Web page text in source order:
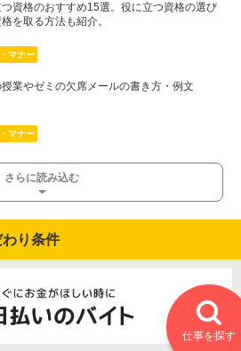
資格のおすすめ15選。役に立つ資格の選び
を取る方法も紹介。
マナー
授業やゼミの欠席メールの書き方・例文
マナー
さらに読み込む
り条件
仕事を探す